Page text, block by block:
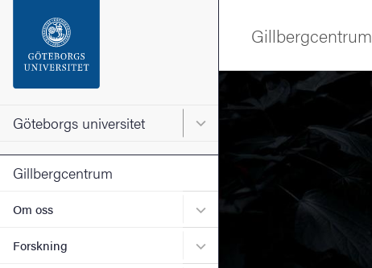
Sidfoten
Om webbplatsen
Göteborgs universitet Huvudmeny för Göteborgs
Gillbergcentrum
Om oss Undermeny för Om oss
Forskning Undermeny för Forskning
Gillbergcentrum
Bild